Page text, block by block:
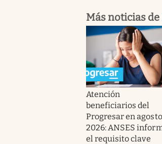
Más noticias de
Atención
beneficiarios del
Progresar en agosto
2026: ANSES
el requisito clave